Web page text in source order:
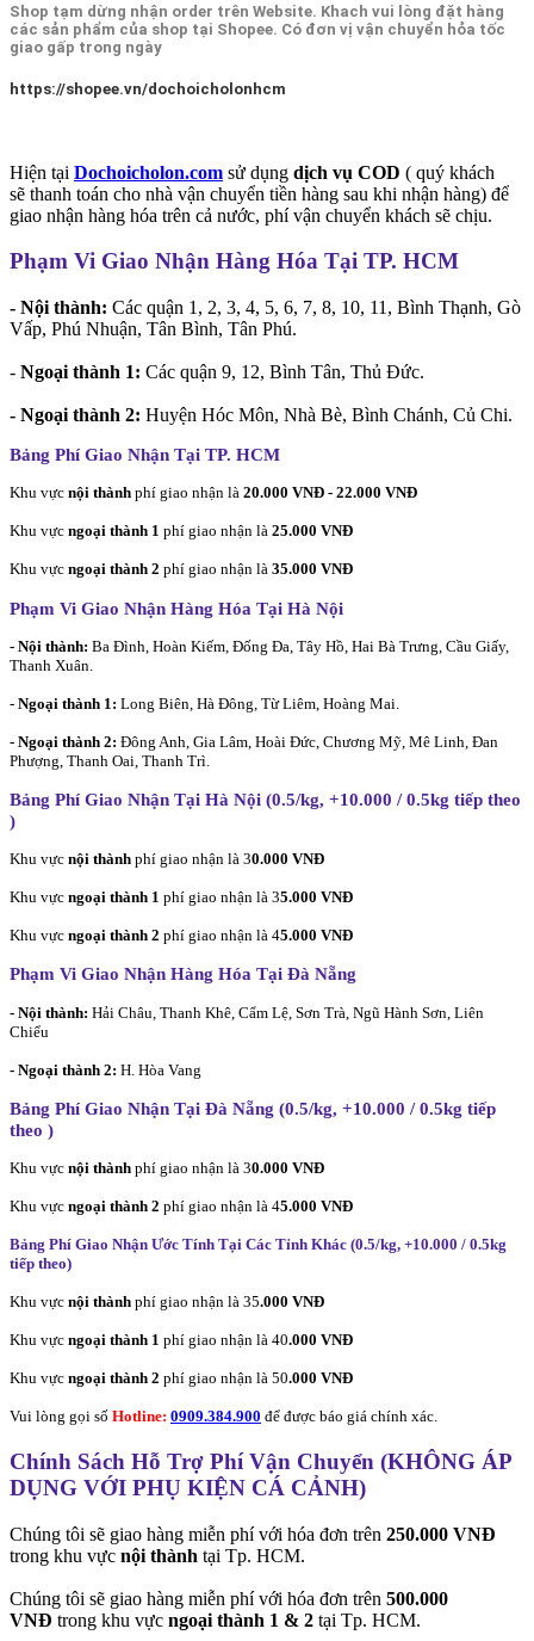
Shop tạm dừng nhận order trên Website. Khach vui lòng đặt hàng
các sản phẩm của shop tại Shopee. Có đơn vị vận chuyển hỏa tốc
giao gấp trong ngày
https://shopee.vn/dochoicholonhcm
Hiện tại Dochoicholon.com sử dụng dịch vụ COD ( quý khách
sẽ thanh toán cho nhà vận chuyển tiền hàng sau khi nhận hàng) để
giao nhận hàng hóa trên cả nước, phí vận chuyển khách sẽ chịu.
Phạm Vi Giao Nhận Hàng Hóa Tại TP. HCM
- Nội thành: Các quận 1, 2, 3, 4, 5, 6, 7, 8, 10, 11, Bình Thạnh, Gò
Vấp, Phú Nhuận, Tân Bình, Tân Phú.
- Ngoại thành 1: Các quận 9, 12, Bình Tân, Thủ Đức.
- Ngoại thành 2: Huyện Hóc Môn, Nhà Bè, Bình Chánh, Củ Chi.
Bảng Phí Giao Nhận Tại TP. HCM
Khu vực nội thành phí giao nhận là 20.000 VNĐ - 22.000 VNĐ
Khu vực ngoại thành 1 phí giao nhận là 25.000 VNĐ
Khu vực ngoại thành 2 phí giao nhận là 35.000 VNĐ
Phạm Vi Giao Nhận Hàng Hóa Tại Hà Nội
- Nội thành: Ba Đình, Hoàn Kiếm, Đống Đa, Tây Hồ, Hai Bà Trưng, Cầu Giấy,
Thanh Xuân.
- Ngoại thành 1: Long Biên, Hà Đông, Từ Liêm, Hoàng Mai.
- Ngoại thành 2: Đông Anh, Gia Lâm, Hoài Đức, Chương Mỹ, Mê Linh, Đan
Phượng, Thanh Oai, Thanh Trì.
Bảng Phí Giao Nhận Tại Hà Nội (0.5/kg, +10.000 / 0.5kg tiếp theo
)
Khu vực nội thành phí giao nhận là 30.000 VNĐ
Khu vực ngoại thành 1 phí giao nhận là 35.000 VNĐ
Khu vực ngoại thành 2 phí giao nhận là 45.000 VNĐ
Phạm Vi Giao Nhận Hàng Hóa Tại Đà Nẵng
- Nội thành: Hải Châu, Thanh Khê, Cẩm Lệ, Sơn Trà, Ngũ Hành Sơn, Liên
Chiểu
- Ngoại thành 2: H. Hòa Vang
Bảng Phí Giao Nhận Tại Đà Nẵng (0.5/kg, +10.000 / 0.5kg tiếp
theo )
Khu vực nội thành phí giao nhận là 30.000 VNĐ
Khu vực ngoại thành 2 phí giao nhận là 45.000 VNĐ
Bảng Phí Giao Nhận Ước Tính Tại Các Tỉnh Khác (0.5/kg, +10.000 / 0.5kg
tiếp theo)
Khu vực nội thành phí giao nhận là 35.000 VNĐ
Khu vực ngoại thành 1 phí giao nhận là 40.000 VNĐ
Khu vực ngoại thành 2 phí giao nhận là 50.000 VNĐ
Vui lòng gọi số Hotline: 0909.384.900 để được báo giá chính xác.
Chính Sách Hỗ Trợ Phí Vận Chuyển (KHÔNG ÁP
DỤNG VỚI PHỤ KIỆN CÁ CẢNH)
Chúng tôi sẽ giao hàng miễn phí với hóa đơn trên 250.000 VNĐ
trong khu vực nội thành tại Tp. HCM.
Chúng tôi sẽ giao hàng miễn phí với hóa đơn trên 500.000
VNĐ trong khu vực ngoại thành 1 & 2 tại Tp. HCM.